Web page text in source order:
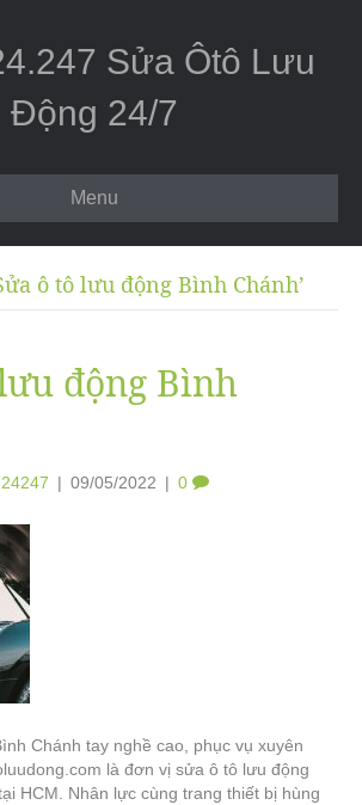
Sửa Ôtô Lưu
Động 24/7
Menu
ô tô lưu động Bình Chánh’
động Bình
| 09/05/2022 | 0
Chánh tay nghề cao, phục vụ xuyên
là đơn vị sửa ô tô lưu động
HCM. Nhân lực cùng trang thiết bị hùng